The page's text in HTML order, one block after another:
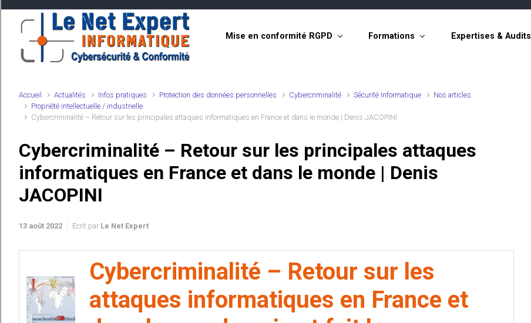
Skip to main content
Mise en conformité RGPD Formations Expertises & Audits
Accueil Actualités Infos pratiques Protection des données personnelles Cybercriminalité Sécurité Informatique
Nos articles
Propriété intellectuelle / industrielle
Cybercriminalité – Retour sur les principales attaques informatiques en France et dans le monde | Denis JACOPINI
Cybercriminalité – Retour sur les principales attaques
informatiques en France et dans le monde | Denis
JACOPINI
13 août 2022 Ecrit par Le Net Expert
Cybercriminalité – Retour sur les
attaques informatiques en France et